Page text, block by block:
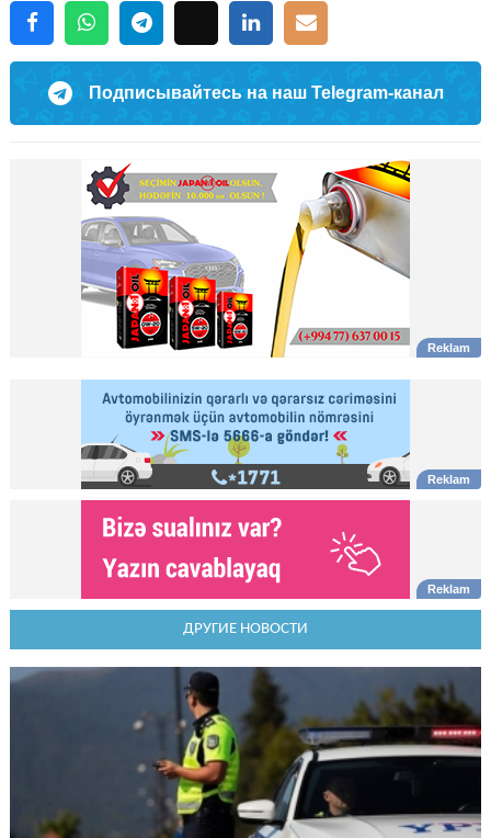
Подписывайтесь на наш Telegram-канал
ДРУГИЕ НОВОСТИ